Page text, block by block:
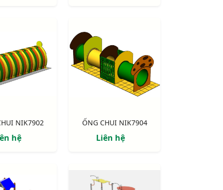
NIK7902
hệ
ỐNG CHUI NIK7904
Liên hệ